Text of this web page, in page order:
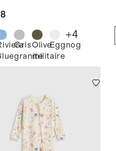
Gris
granite
Olive
militaire
Eggnog
+4